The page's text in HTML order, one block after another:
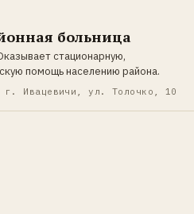
больница
стационарную,
помощь населению района.
г. Ивацевичи, ул. Толочко, 10